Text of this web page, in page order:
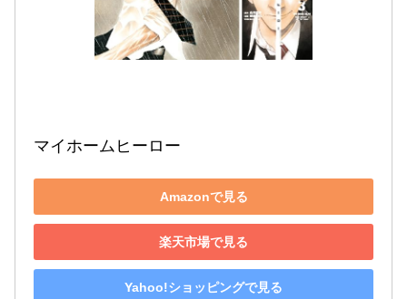
マイホームヒーロー
Amazonで見る
楽天市場で見る
Yahoo!ショッピングで見る